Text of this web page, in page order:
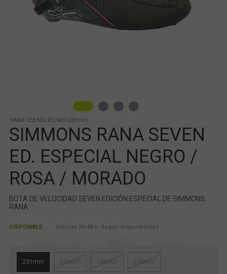
SIMM-SEE-NG/RS/MO-231mm
SIMMONS RANA SEVEN
ED. ESPECIAL NEGRO /
ROSA / MORADO
BOTA DE VELOCIDAD SEVEN EDICIÓN ESPECIAL DE SIMMONS
RANA
DISPONIBLE Entrega 24/48 h. Según disponibilidad.
231mm 243mm 249mm 258mm